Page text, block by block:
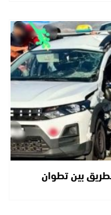
بين تطوان